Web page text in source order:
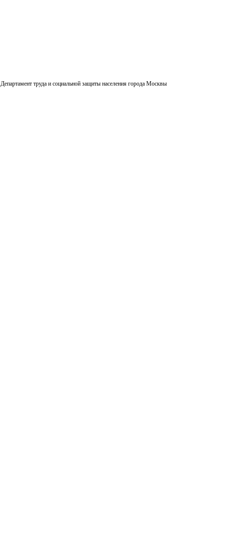
Департамент труда и социальной защиты населения города Москвы